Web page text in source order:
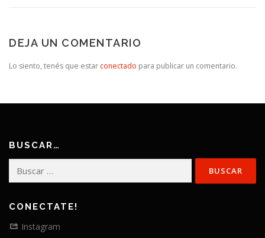
DEJA UN COMENTARIO
Lo siento, tenés que estar conectado para publicar un comentario.
BUSCAR…
CONECTATE!
Instagram